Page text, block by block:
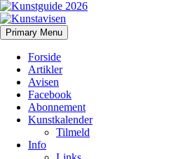
Kunstavisen
Search
Primary Menu Skip
to
Forside
Artikler
Avisen
Facebook
Abonnement
Kunstkalender
Tilmeld
Info